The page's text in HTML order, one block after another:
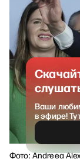
Фото: Andreea
Ваши
в эфире!